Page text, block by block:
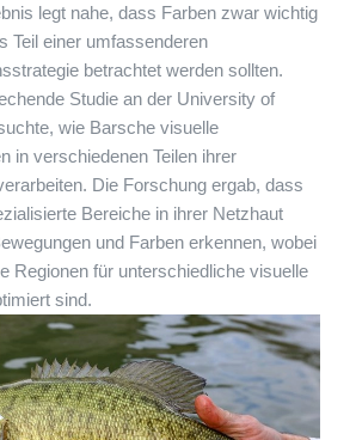
legt nahe, dass Farben zwar wichtig
Teil einer umfassenderen
betrachtet werden sollten.
Studie an der University of
wie Barsche visuelle
in verschiedenen Teilen ihrer
Die Forschung ergab, dass
Bereiche in ihrer Netzhaut
und Farben erkennen, wobei
Regionen für unterschiedliche visuelle
sind.